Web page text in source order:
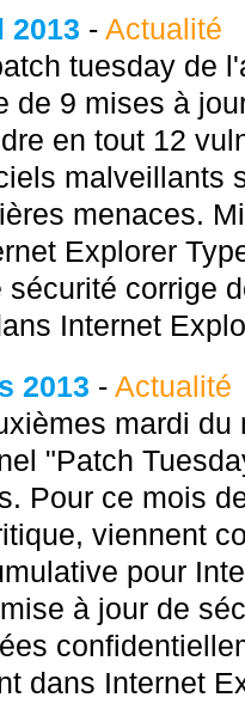
2013 - Actualité
tuesday de
de 9 mises à
en tout 12
malveillants
menaces.
Explorer
sécurité corrige
Internet
2013 - Actualité
mardi
"Patch
Pour ce mois
viennent
pour
à jour de
dans Internet